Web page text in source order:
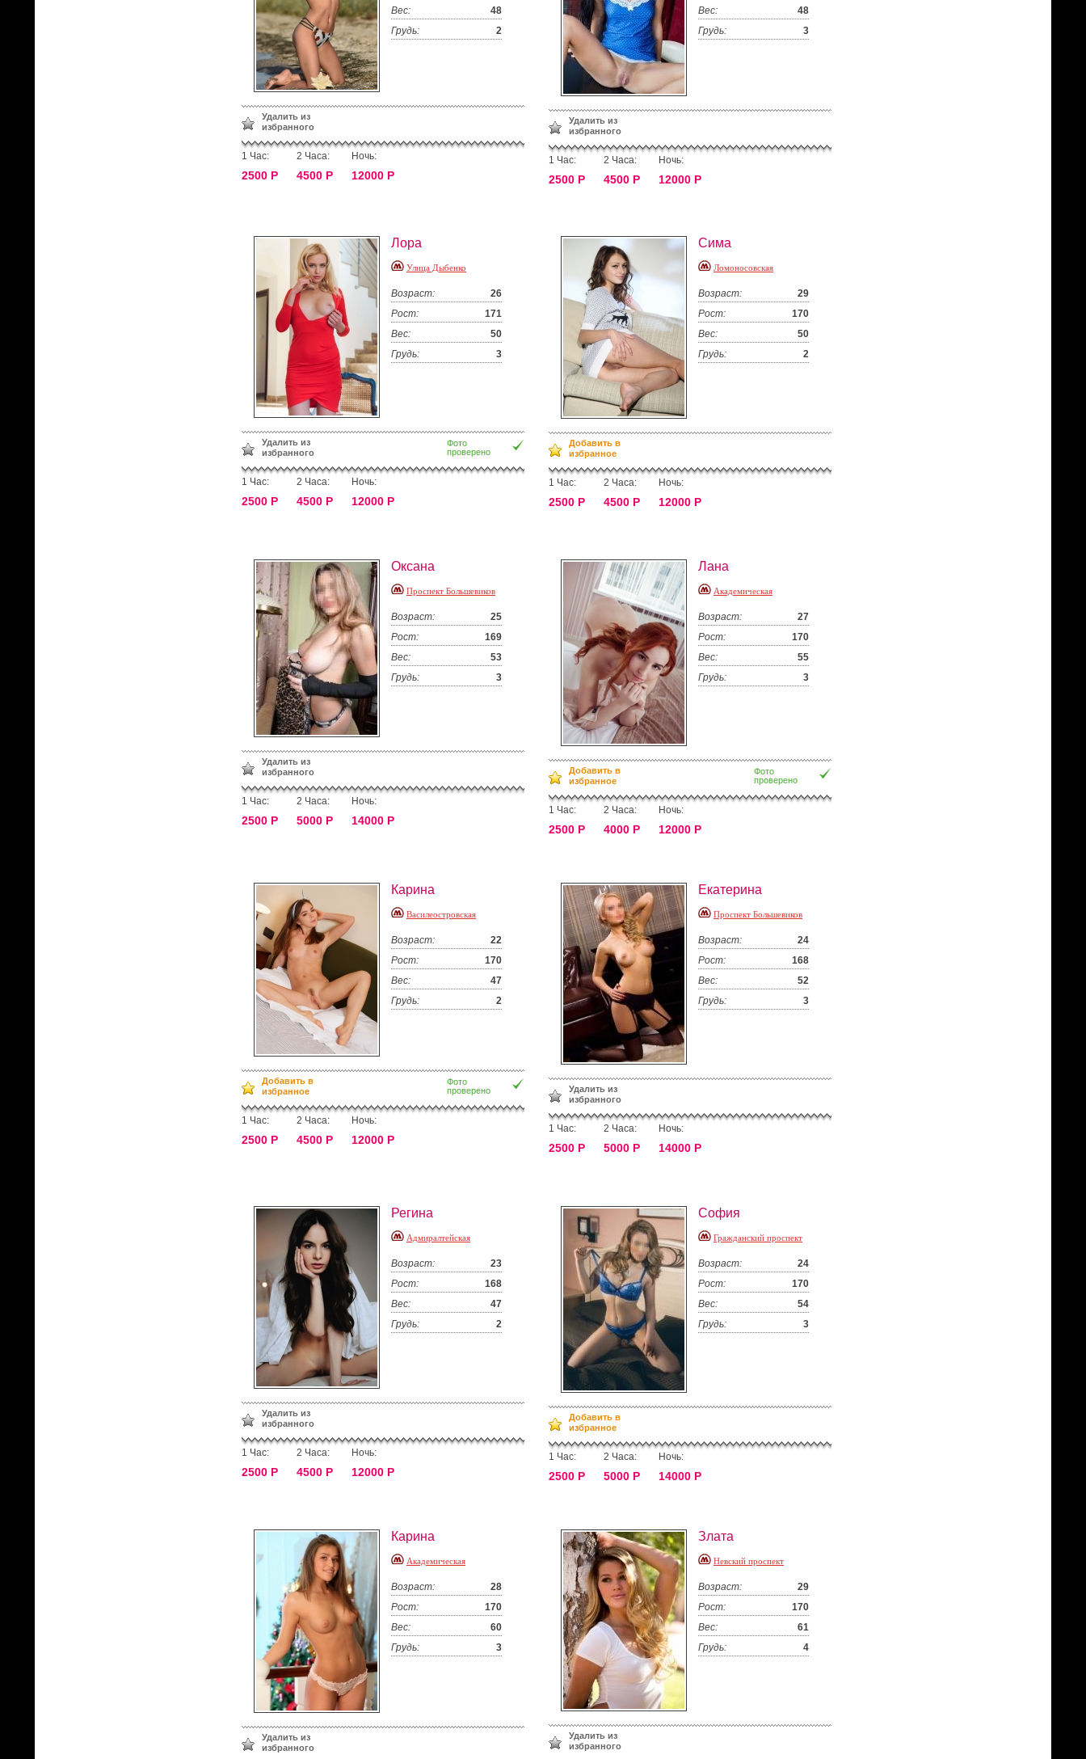
Вес:
48
Грудь:
2
Удалить из
избранного
1 Час:
2500 Р
2 Часа:
4500 Р
Ночь:
12000 Р
Вес:
48
Грудь:
3
Удалить из
избранного
1 Час:
2500 Р
2 Часа:
4500 Р
Ночь:
12000 Р
Лора
Улица Дыбенко
Возраст:
26
Рост:
171
Вес:
50
Грудь:
3
Удалить из
избранного
Фото
проверено
1 Час:
2500 Р
2 Часа:
4500 Р
Ночь:
12000 Р
Сима
Ломоносовская
Возраст:
29
Рост:
170
Вес:
50
Грудь:
2
Добавить в
избранное
1 Час:
2500 Р
2 Часа:
4500 Р
Ночь:
12000 Р
Оксана
Проспект Большевиков
Возраст:
25
Рост:
169
Вес:
53
Грудь:
3
Удалить из
избранного
1 Час:
2500 Р
2 Часа:
5000 Р
Ночь:
14000 Р
Лана
Академическая
Возраст:
27
Рост:
170
Вес:
55
Грудь:
3
Добавить в
избранное
Фото
проверено
1 Час:
2500 Р
2 Часа:
4000 Р
Ночь:
12000 Р
Карина
Василеостровская
Возраст:
22
Рост:
170
Вес:
47
Грудь:
2
Добавить в
избранное
Фото
проверено
1 Час:
2500 Р
2 Часа:
4500 Р
Ночь:
12000 Р
Екатерина
Проспект Большевиков
Возраст:
24
Рост:
168
Вес:
52
Грудь:
3
Удалить из
избранного
1 Час:
2500 Р
2 Часа:
5000 Р
Ночь:
14000 Р
Регина
Адмиралтейская
Возраст:
23
Рост:
168
Вес:
47
Грудь:
2
Удалить из
избранного
1 Час:
2500 Р
2 Часа:
4500 Р
Ночь:
12000 Р
София
Гражданский проспект
Возраст:
24
Рост:
170
Вес:
54
Грудь:
3
Добавить в
избранное
1 Час:
2500 Р
2 Часа:
5000 Р
Ночь:
14000 Р
Карина
Академическая
Возраст:
28
Рост:
170
Вес:
60
Грудь:
3
Удалить из
избранного
Злата
Невский проспект
Возраст:
29
Рост:
170
Вес:
61
Грудь:
4
Удалить из
избранного